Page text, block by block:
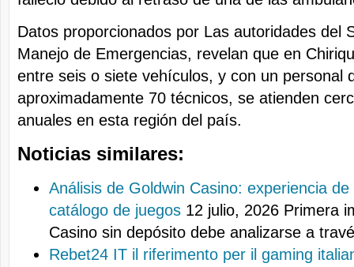
Datos proporcionados por Las autoridades del
Manejo de Emergencias, revelan que en
entre seis o siete vehículos, y con un personal
aproximadamente 70 técnicos, se atienden
anuales en esta región del país.
Noticias similares:
Análisis de Goldwin Casino: experiencia
catálogo de juegos 12 julio, 2026 Primera
Casino sin depósito debe analizarse a
Rebet24 IT il riferimento per il gaming